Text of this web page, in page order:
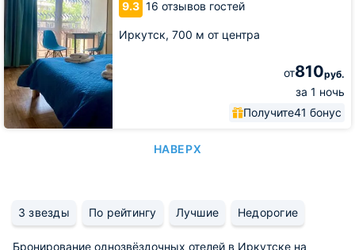
9.3 16 отзывов гостей
Иркутск, 700 м от центра
от810руб.
за 1 ночь
Получите41 бонус
НАВЕРХ
3 звезды По рейтингу Лучшие Недорогие
Бронирование однозвёздочных отелей в Иркутске на